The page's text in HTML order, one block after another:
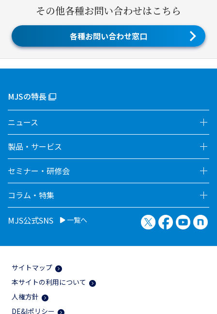
その他各種お問い合わせはこちら
各種お問い合わせ窓口
MJSの特長
ニュース
製品・サービス
セミナー・研修会
コラム・特集
MJS公式SNS 一覧へ X（旧Twitter）
Facebook
サイトマップ
本サイトの利用について
人権方針
DE&Iポリシー